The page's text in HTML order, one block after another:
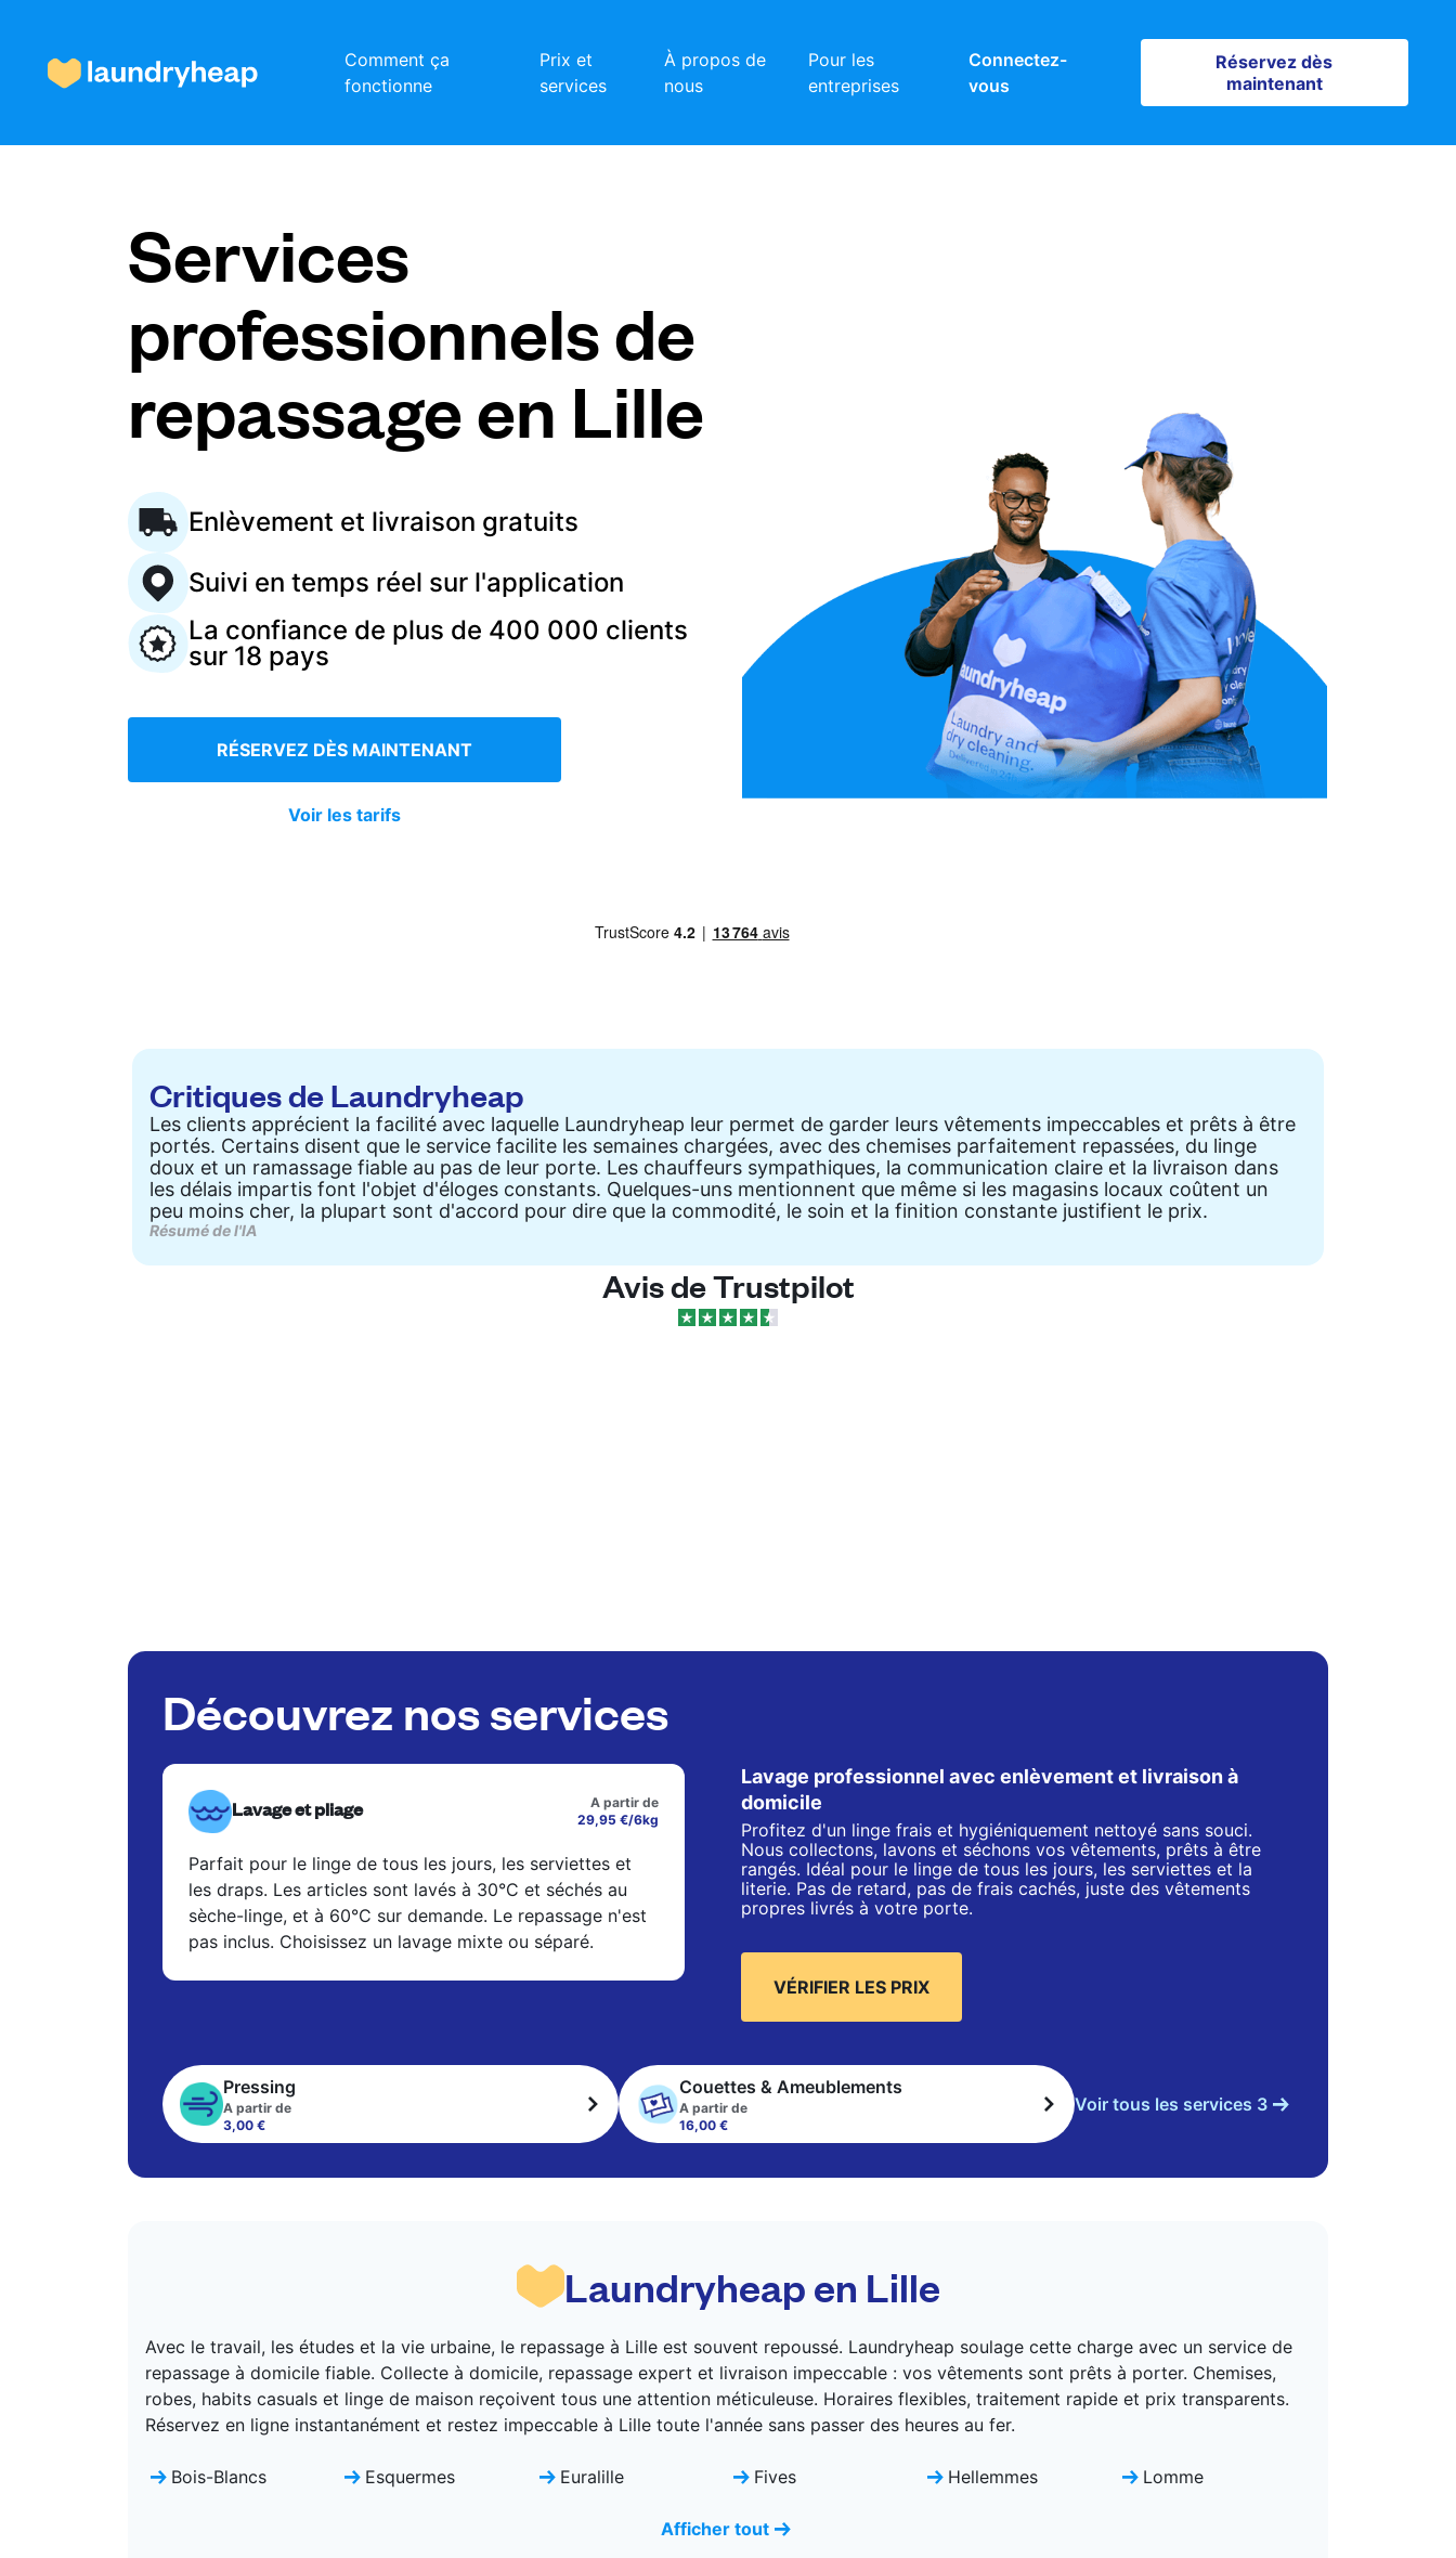
Comment ça
fonctionne
Prix et
services
À propos de
nous
Pour les
entreprises
Connectez-
vous
Réservez dès
maintenant
Réservez dès maintenant
Prix et services
À propos de nous
Pour les entreprises
Connectez-vous
Téléchargez notre application mobile
Services
professionnels de
repassage en Lille
Enlèvement et livraison gratuits
Suivi en temps réel sur l'application
La confiance de plus de 400 000 clients
sur 18 pays
RÉSERVEZ DÈS MAINTENANT
Voir les tarifs
Critiques de Laundryheap
Les clients apprécient la facilité avec laquelle Laundryheap leur permet de garder leurs vêtements impeccables et prêts à être
portés. Certains disent que le service facilite les semaines chargées, avec des chemises parfaitement repassées, du linge
doux et un ramassage fiable au pas de leur porte. Les chauffeurs sympathiques, la communication claire et la livraison dans
les délais impartis font l'objet d'éloges constants. Quelques-uns mentionnent que même si les magasins locaux coûtent un
peu moins cher, la plupart sont d'accord pour dire que la commodité, le soin et la finition constante justifient le prix.
Résumé de l'IA
Avis de Trustpilot
Découvrez nos services
Lavage et pliage
A partir de
29,95 €/6kg
Parfait pour le linge de tous les jours, les serviettes et
les draps. Les articles sont lavés à 30°C et séchés au
sèche-linge, et à 60°C sur demande. Le repassage n'est
pas inclus. Choisissez un lavage mixte ou séparé.
Lavage professionnel avec enlèvement et livraison à
domicile
Profitez d'un linge frais et hygiéniquement nettoyé sans souci.
Nous collectons, lavons et séchons vos vêtements, prêts à être
rangés. Idéal pour le linge de tous les jours, les serviettes et la
literie. Pas de retard, pas de frais cachés, juste des vêtements
propres livrés à votre porte.
VÉRIFIER LES PRIX
Pressing
A partir de
3,00 €
Couettes & Ameublements
A partir de
16,00 €
Voir tous les services 3
Laundryheap en Lille
Avec le travail, les études et la vie urbaine, le repassage à Lille est souvent repoussé. Laundryheap soulage cette charge avec un service de
repassage à domicile fiable. Collecte à domicile, repassage expert et livraison impeccable : vos vêtements sont prêts à porter. Chemises,
robes, habits casuals et linge de maison reçoivent tous une attention méticuleuse. Horaires flexibles, traitement rapide et prix transparents.
Réservez en ligne instantanément et restez impeccable à Lille toute l'année sans passer des heures au fer.
Bois-Blancs Esquermes Euralille Fives Hellemmes Lomme
Afficher tout